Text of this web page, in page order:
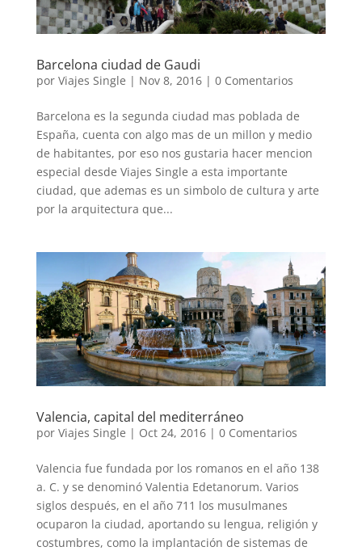
Barcelona ciudad de Gaudi
por Viajes Single | Nov 8, 2016| 0 Comentarios
Barcelona es la segunda ciudad mas poblada de
España, cuenta con algo mas de un millon y medio
de habitantes, por eso nos gustaria hacer mencion
especial desde Viajes Single a esta importante
ciudad, que ademas es un simbolo de cultura y arte
por la arquitectura que...
Valencia, capital del mediterráneo
por Viajes Single | Oct 24, 2016| 0 Comentarios
Valencia fue fundada por los romanos en el año 138
a. C. y se denominó Valentia Edetanorum. Varios
siglos después, en el año 711 los musulmanes
ocuparon la ciudad, aportando su lengua, religión y
costumbres, como la implantación de sistemas de